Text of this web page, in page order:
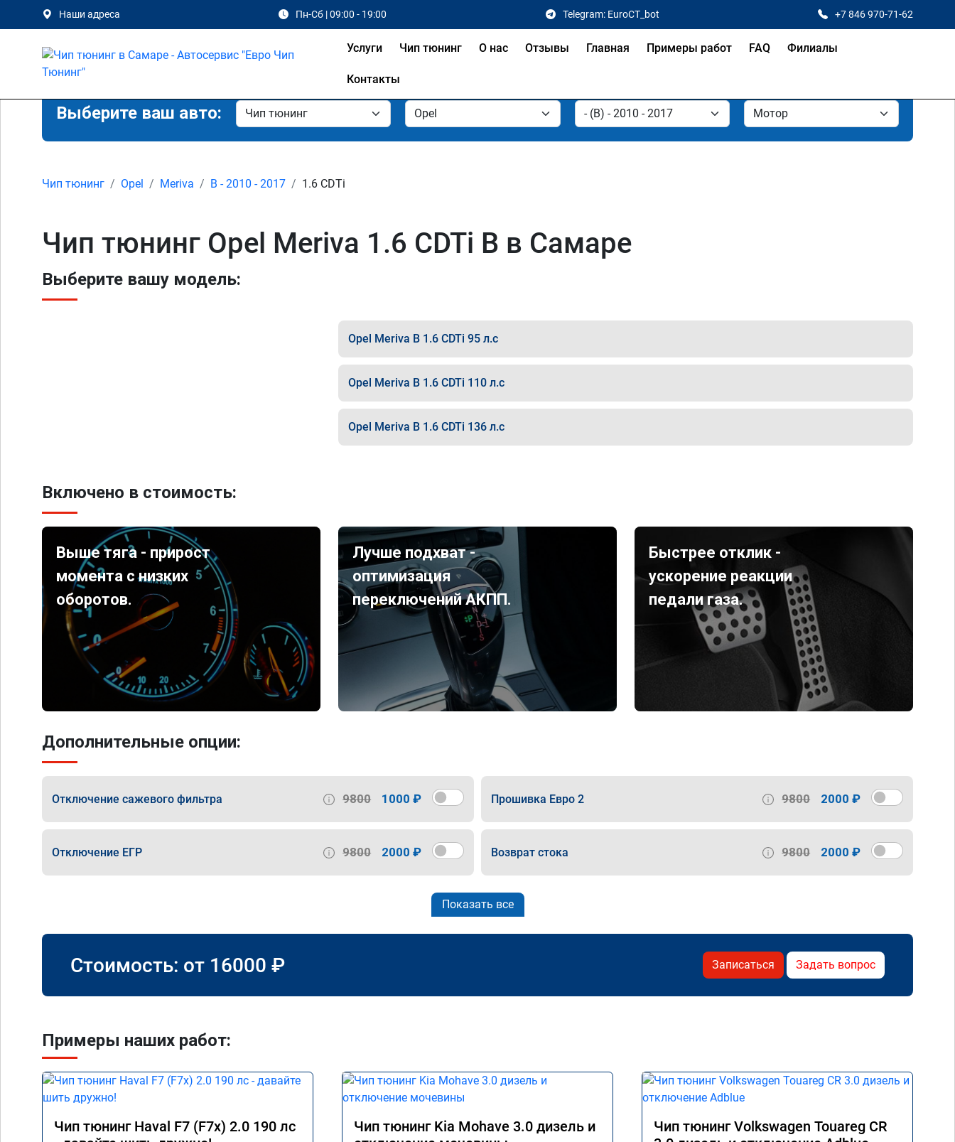
Наши адреса Пн-Сб | 09:00 - 19:00 Telegram: EuroCT_bot +7 846 970-71-62
Услуги Чип тюнинг О нас Отзывы Главная Примеры работ FAQ Филиалы
Контакты
Выберите ваш авто:
Чип тюнинг Opel Meriva B - 2010 - 2017 1.6 CDTi
Чип тюнинг Opel Meriva 1.6 CDTi B в Самаре
Выберите вашу модель:
Opel Meriva B 1.6 CDTi 95 л.с
Opel Meriva B 1.6 CDTi 110 л.с
Opel Meriva B 1.6 CDTi 136 л.с
Включено в стоимость:
Выше тяга - прирост
момента с низких
оборотов.
Лучше подхват -
оптимизация
переключений АКПП.
Быстрее отклик -
ускорение реакции
педали газа.
Дополнительные опции:
Отключение сажевого фильтра 9800 1000 ₽ Прошивка Евро 2 9800 2000 ₽
Отключение ЕГР 9800 2000 ₽ Возврат стока 9800 2000 ₽
Показать все
Стоимость: от 16000 ₽ Записаться Задать вопрос
Примеры наших работ:
Чип тюнинг Haval F7 (F7x) 2.0 190 лс
Чип тюнинг Kia Mohave 3.0 дизель и
Чип тюнинг Volkswagen Touareg CR